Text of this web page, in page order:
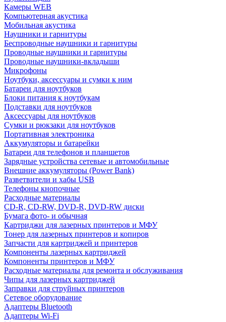
Камеры WEB
Компьютерная акустика
Мобильная акустика
Наушники и гарнитуры
Беспроводные наушники и гарнитуры
Проводные наушники и гарнитуры
Проводные наушники-вкладыши
Микрофоны
Ноутбуки, аксессуары и сумки к ним
Батареи для ноутбуков
Блоки питания к ноутбукам
Подставки для ноутбуков
Аксессуары для ноутбуков
Сумки и рюкзаки для ноутбуков
Портативная электроника
Аккумуляторы и батарейки
Батареи для телефонов и планшетов
Зарядные устройства сетевые и автомобильные
Внешние аккумуляторы (Power Bank)
Разветвители и хабы USB
Телефоны кнопочные
Расходные материалы
CD-R, CD-RW, DVD-R, DVD-RW диски
Бумага фото- и обычная
Картриджи для лазерных принтеров и МФУ
Тонер для лазерных принтеров и копиров
Запчасти для картриджей и принтеров
Компоненты лазерных картриджей
Компоненты принтеров и МФУ
Расходные материалы для ремонта и обслуживания
Чипы для лазерных картриджей
Заправки для струйных принтеров
Сетевое оборудование
Адаптеры Bluetooth
Адаптеры Wi-Fi